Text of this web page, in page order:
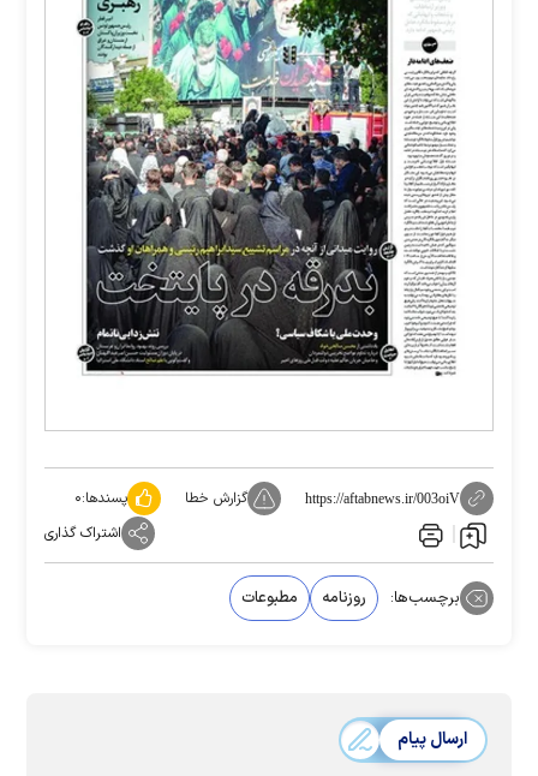
https://aftabnews.ir/003oiV گزارش خطا پسندها:۰
اشتراک گذاری
برچسب‌ها: روزنامه مطبوعات
ارسال پیام